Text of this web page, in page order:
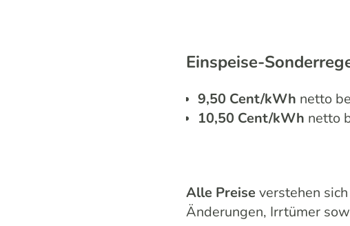
Einspeise-
9,50 Cent/kWh netto
10,50 Cent/kWh netto
Alle Preise verstehen sich
Änderungen, Irrtümer